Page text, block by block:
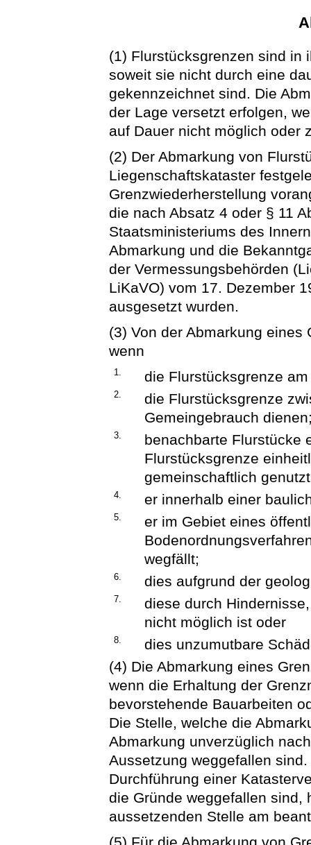
(1) Flurstücksgrenzen sind in
soweit sie nicht durch eine
gekennzeichnet sind. Die
der Lage versetzt erfolgen,
auf Dauer nicht möglich oder
(2) Der Abmarkung von
Liegenschaftskataster
Grenzwiederherstellung
die nach Absatz 4 oder § 11
Staatsministeriums des
Abmarkung und die
der Vermessungsbehörden
LiKaVO) vom 17. Dezember
ausgesetzt wurden.
(3) Von der Abmarkung
wenn
1. die Flurstücksgrenze
2.
die Flurstücksgrenze
Gemeingebrauch
3.
benachbarte Flurstücke
Flurstücksgrenze
gemeinschaftlich
4. er innerhalb einer
5.
er im Gebiet eines
wegfällt;
6. dies aufgrund der
7.
diese durch
nicht möglich ist oder
8.
dies unzumutbare
(4) Die Abmarkung eines
wenn die Erhaltung der
bevorstehende Bauarbeiten
Die Stelle, welche die
Abmarkung unverzüglich
Aussetzung weggefallen
Durchführung einer
die Gründe weggefallen sind,
aussetzenden Stelle am